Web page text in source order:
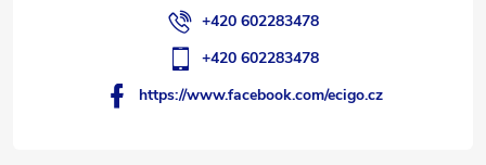
+420 602283478
+420 602283478
https://www.facebook.com/ecigo.cz